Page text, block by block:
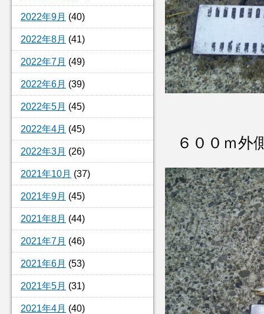
2022年9月 (40)
2022年8月 (41)
2022年7月 (49)
2022年6月 (39)
2022年5月 (45)
2022年4月 (45)
2022年3月 (26)
2021年10月 (37)
2021年9月 (45)
2021年8月 (44)
2021年7月 (46)
2021年6月 (53)
2021年5月 (31)
2021年4月 (40)
６００ｍ